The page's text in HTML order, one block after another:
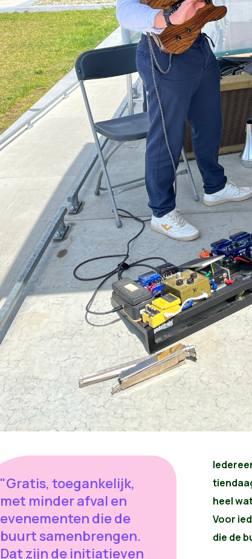
"Gratis, toegankelijk,
met minder afval en
evenementen die de
buurt samenbrengen.
Dat zijn de initiatieven
heel
Voor
die de